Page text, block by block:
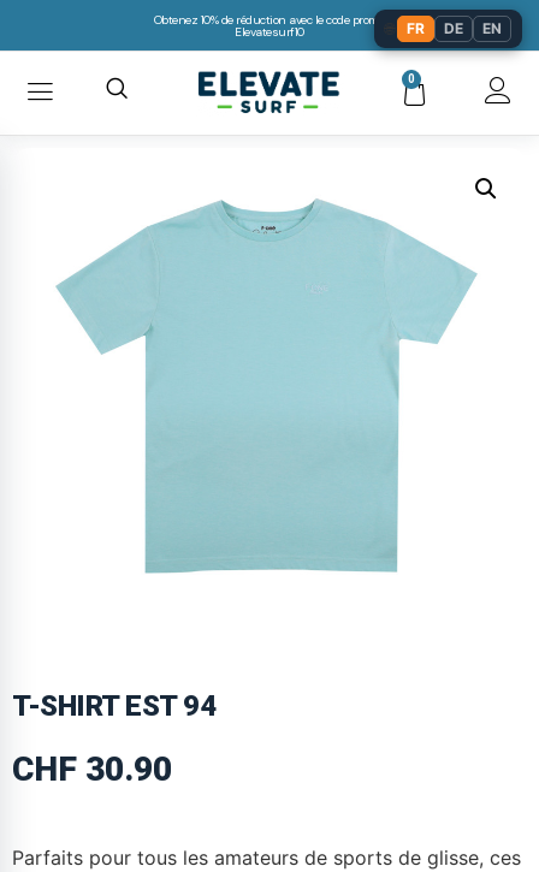
Obtenez 10% de réduction avec le code promo:
Elevatesurf10
0
T-SHIRT EST 94
CHF 30.90
Parfaits pour tous les amateurs de sports de glisse, ces
FR DE EN